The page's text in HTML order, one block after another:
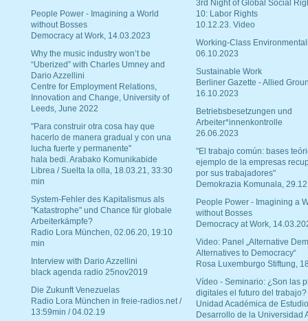
People Power - Imagining a World
without Bosses
Democracy at Work, 14.03.2023
Why the music industry won’t be
“Uberized” with Charles Umney and
Dario Azzellini
Centre for Employment Relations,
Innovation and Change, University of
Leeds, June 2022
"Para construir otra cosa hay que
hacerlo de manera gradual y con una
lucha fuerte y permanente"
hala bedi. Arabako Komunikabide
Librea / Suelta la olla, 18.03.21, 33:30
min
System-Fehler des Kapitalismus als
"Katastrophe" und Chance für globale
Arbeiterkämpfe?
Radio Lora München, 02.06.20, 19:10
min
Interview with Dario Azzellini
black agenda radio 25nov2019
Die Zukunft Venezuelas
Radio Lora München in freie-radios.net /
13:59min / 04.02.19
3rd Night of Global Social
10: Labor Rights
10.12.23. Video
Working-Class
06.10.2023
Sustainable Work
Berliner Gazette - Allied
16.10.2023
Betriebsbesetzungen und
Arbeiter*innenkontrolle
26.06.2023
"El trabajo común: bases
ejemplo de la empresas
por sus trabajadores"
Demokrazia Komunala,
People Power - Imagining a
without Bosses
Democracy at Work,
Video: Panel „Alternative
Alternatives to Democracy“
Rosa Luxemburgo Stiftung,
Vídeo - Seminario: ¿Son las
digitales el futuro del trabajo?
Unidad Académica de
Desarrollo de la Universidad